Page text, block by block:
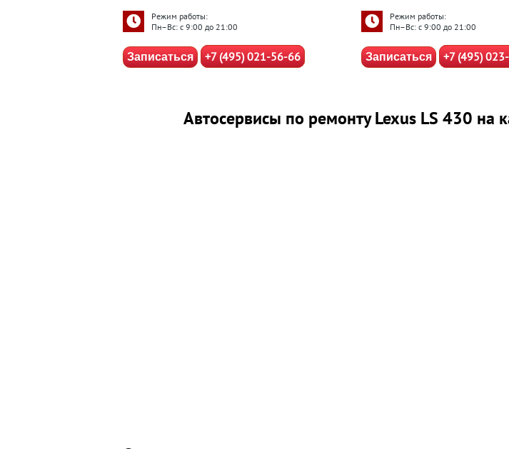
Режим работы:
Пн–Вс: с 9:00 до 21:00
Записаться +7 (495) 021-56-66
Режим работы:
Пн–Вс: с 9:00 до 21:00
Записаться +7 (495)
Автосервисы по ремонту Lexus LS 430 на